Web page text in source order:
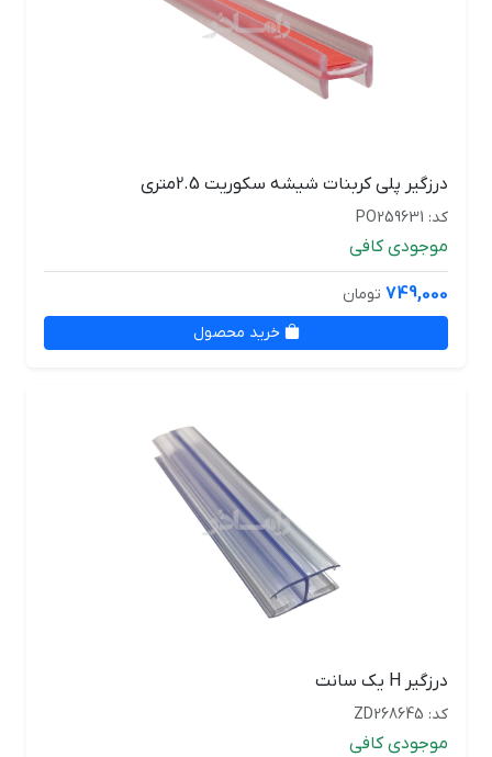
درزگیر پلی کربنات شیشه سکوریت 2.5متری
کد: PO259631
موجودی کافی
749,000 تومان
خرید محصول
درزگیر H یک سانت
کد: ZD268645
موجودی کافی